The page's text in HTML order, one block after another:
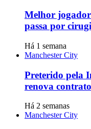
Melhor
passa por
Há 1 semana
Manchester City
Preterido pela
renova
Há 2 semanas
Manchester City